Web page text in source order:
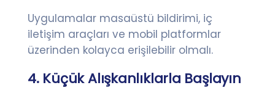
Uygulamalar masaüstü bildirimi, iç
iletişim araçları ve mobil platformlar
üzerinden kolayca erişilebilir olmalı.
4. Küçük Alışkanlıklarla Başlayın